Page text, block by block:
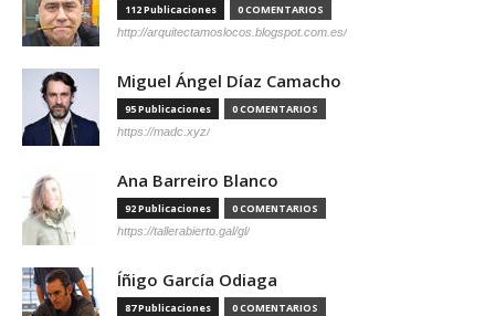
112 Publicaciones 0 COMENTARIOS
http://arquitectamoslocos.blogspot.com.es/
Miguel Ángel Díaz Camacho
95 Publicaciones 0 COMENTARIOS
https://madc.xyz/
Ana Barreiro Blanco
92 Publicaciones 0 COMENTARIOS
https://tallerabierto.gal/gl/
Íñigo García Odiaga
87 Publicaciones 0 COMENTARIOS